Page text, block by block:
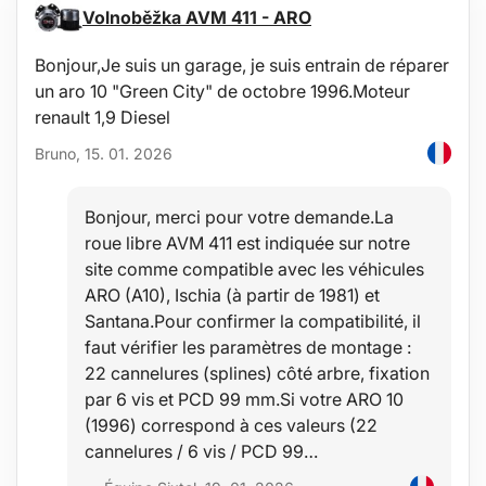
Alimentation via prise allume-cigare 12–24 V
Puissant aimant pour une fixation rapide
Convient aux véhicules particuliers et utilitaires
Câble d'alimentation spiralé
Utilisation simple sans installation complexe
Signalisation d'un véhicule immobilisé
Situations d'urgence sur la route
Augmentation de la visibilité du véhicule
Véhicules circulant lentement
Contenu de l'emballage :
Feu avertisseur avec câble d'alimentation pour prise allume-cigare
Caractéristiques techniques :
Type de lumière: feu avertisseur LED
Modes de clignotement: régulier / irrégulier
Alimentation: DC 12–24 V
Type de connexion: prise allume-cigare
Fixation: magnétique / trous de montage pour vis
Volnoběžka AVM 411 - ARO
Bonjour,Je suis un garage, je suis entrain de réparer
un aro 10 "Green City" de octobre 1996.Moteur
renault 1,9 Diesel
Bruno, 15. 01. 2026
Bonjour, merci pour votre demande.La
roue libre AVM 411 est indiquée sur notre
site comme compatible avec les véhicules
ARO (A10), Ischia (à partir de 1981) et
Santana.Pour confirmer la compatibilité, il
faut vérifier les paramètres de montage :
22 cannelures (splines) côté arbre, fixation
par 6 vis et PCD 99 mm.Si votre ARO 10
(1996) correspond à ces valeurs (22
cannelures / 6 vis / PCD 99…